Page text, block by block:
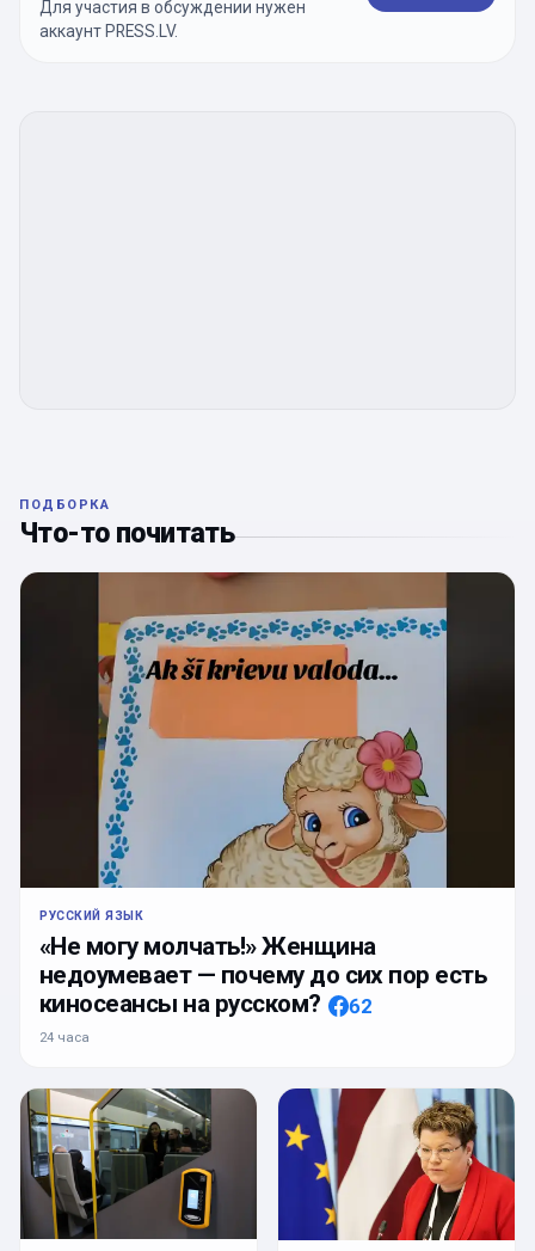
Для участия в обсуждении нужен
аккаунт PRESS.LV.
ПОДБОРКА
Что-то почитать
РУССКИЙ ЯЗЫК
«Не могу молчать!» Женщина
недоумевает — почему до сих пор есть
киносеансы на русском?
62
24 часа